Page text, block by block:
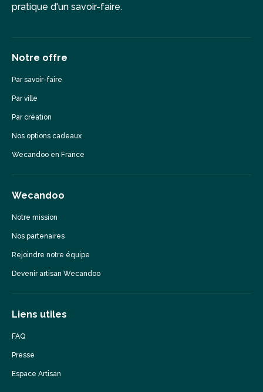
pratique d'un savoir-faire.
Notre offre
Par savoir-faire
Par ville
Par création
Nos options cadeaux
Wecandoo en France
Wecandoo
Notre mission
Nos partenaires
Rejoindre notre équipe
Devenir artisan Wecandoo
Liens utiles
FAQ
Presse
Espace Artisan